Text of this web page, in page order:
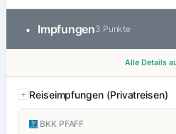
• Impfungen3 Punkte
Alle Details
Reiseimpfungen (Privatreisen)
BKK PFAFF